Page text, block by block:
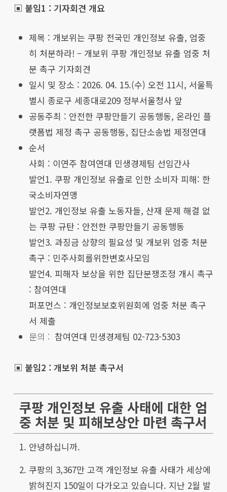
▣ 붙임1 : 기자회견 개요
제목 : 개보위는 쿠팡 전국민 개인정보 유출, 엄중
히 처분하라! – 개보위 쿠팡 개인정보 유출 엄중 처
분 촉구 기자회견
일시 및 장소 : 2026. 04. 15.(수) 오전 11시, 서울특
별시 종로구 세종대로209 정부서울청사 앞
공동주최 : 안전한 쿠팡만들기 공동행동, 온라인 플
랫폼법 제정 촉구 공동행동, 집단소송법 제정연대
순서
사회 : 이연주 참여연대 민생경제팀 선임간사
발언1. 쿠팡 개인정보 유출로 인한 소비자 피해: 한
국소비자연맹
발언2. 개인정보 유출 노동자들, 산재 문제 해결 없
는 쿠팡 규탄 : 안전한 쿠팡만들기 공동행동
발언3. 과징금 상향의 필요성 및 개보위 엄중 처분
촉구 : 민주사회를위한변호사모임
발언4. 피해자 보상을 위한 집단분쟁조정 개시 촉구
: 참여연대
퍼포먼스 : 개인정보보호위원회에 엄중 처분 촉구
서 제출
문의 : 참여연대 민생경제팀 02-723-5303
▣ 붙임2 : 개보위 처분 촉구서
쿠팡 개인정보 유출 사태에 대한 엄
중 처분 및 피해보상안 마련 촉구서
안녕하십니까.
쿠팡의 3,367만 고객 개인정보 유출 사태가 세상에
밝혀진지 150일이 다가오고 있습니다. 지난 2월 발